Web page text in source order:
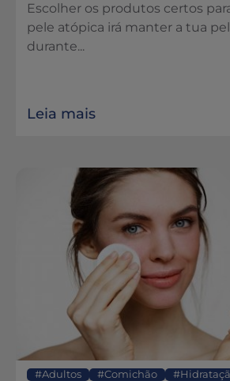
Escolher os produtos certos
pele atópica irá manter a tua
durante...
Leia mais
Adultos Comichão